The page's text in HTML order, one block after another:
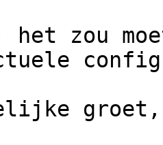
het zou
groet,